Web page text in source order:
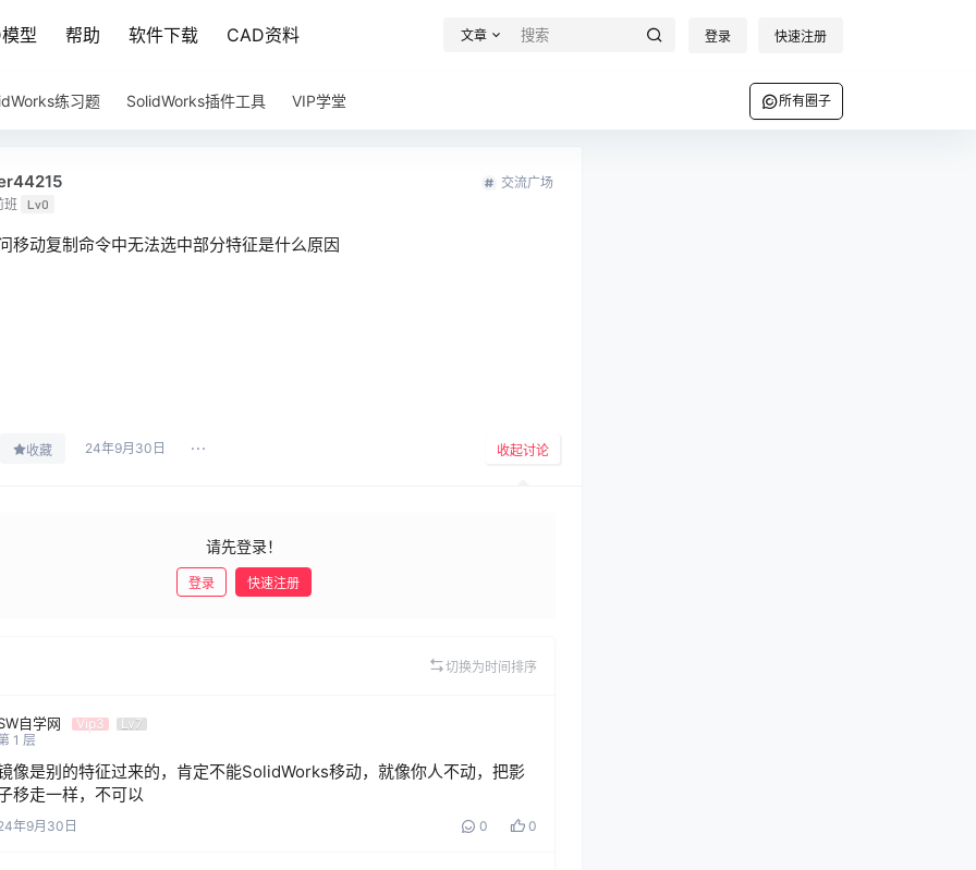
型 帮助 软件下载 CAD资料 文章 登录 快速注册
练习题 SolidWorks插件工具 VIP学堂 所有圈子
班 Lv0
交流广场
移动复制命令中无法选中部分特征是什么原因
收藏 24年9月30日 收起讨论
请先登录！
登录 快速注册
切换为时间排序
自学网 Vip3
Lv7
1 层
像是别的特征过来的，肯定不能SolidWorks移动，就像你人不动，把影
移走一样，不可以
年9月30日 0 0